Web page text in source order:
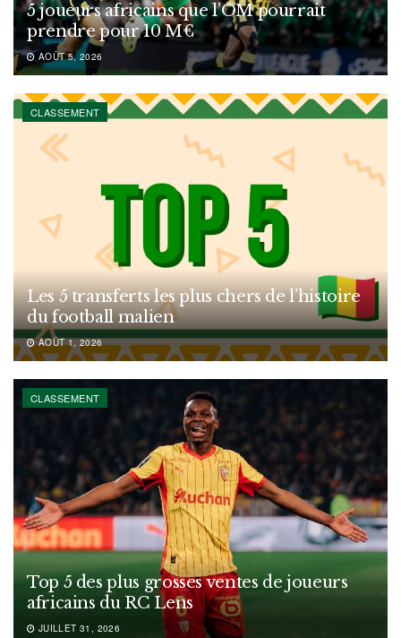
5 joueurs africains que l’OM pourrait
prendre pour 10 M€
AOÛT 5, 2026
CLASSEMENT
Les 5 transferts les plus chers de l’histoire
du football malien
AOÛT 1, 2026
CLASSEMENT
Top 5 des plus grosses ventes de joueurs
africains du RC Lens
JUILLET 31, 2026